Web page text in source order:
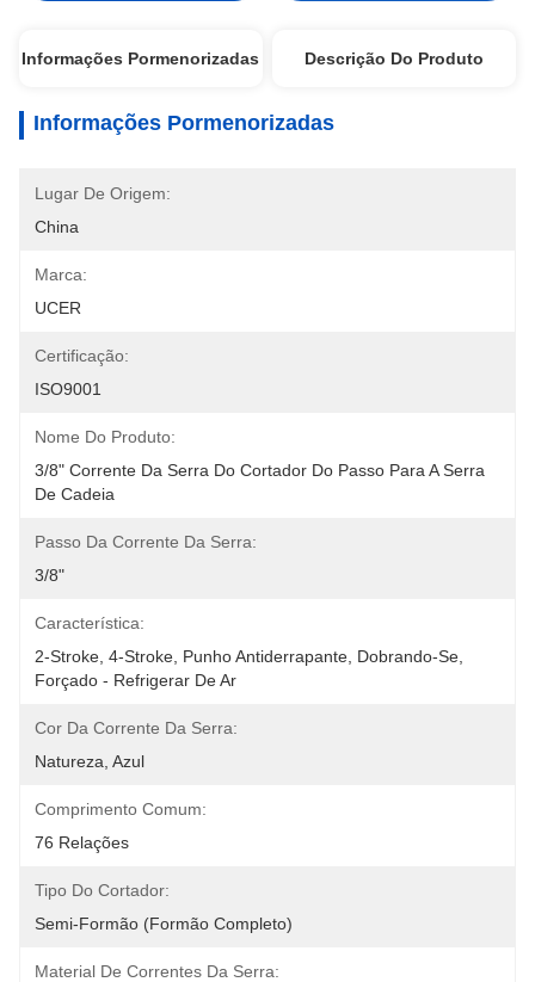
Informações Pormenorizadas Descrição Do Produto
Informações Pormenorizadas
Lugar De Origem:
China
Marca:
UCER
Certificação:
ISO9001
Nome Do Produto:
3/8" Corrente Da Serra Do Cortador Do Passo Para A Serra
De Cadeia
Passo Da Corrente Da Serra:
3/8"
Característica:
2-Stroke, 4-Stroke, Punho Antiderrapante, Dobrando-Se,
Forçado - Refrigerar De Ar
Cor Da Corrente Da Serra:
Natureza, Azul
Comprimento Comum:
76 Relações
Tipo Do Cortador:
Semi-Formão (formão Completo)
Material De Correntes Da Serra: